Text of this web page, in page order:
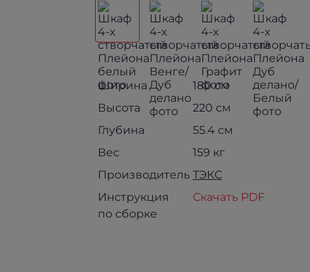
Ширина
180 см
Высота
220 см
Глубина
55.4 см
Вес
159 кг
Производитель ТЭКС
Инструкция
по сборке
Скачать PDF